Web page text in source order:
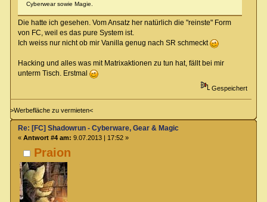
Cyberwear sowie Magie.
Die hatte ich gesehen. Vom Ansatz her natürlich die "reinste" Form
von FC, weil es das pure System ist.
Ich weiss nur nicht ob mir Vanilla genug nach SR schmeckt
Hacking und alles was mit Matrixaktionen zu tun hat, fällt bei mir
unterm Tisch. Erstmal
Gespeichert
>Werbefläche zu vermieten<
Praion
Re: [FC] Shadowrun - Cyberware, Gear & Magic
« Antwort #4 am: 9.07.2013 | 17:52 »